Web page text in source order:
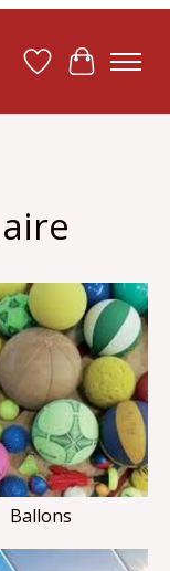
Liste dePanier
Ballons